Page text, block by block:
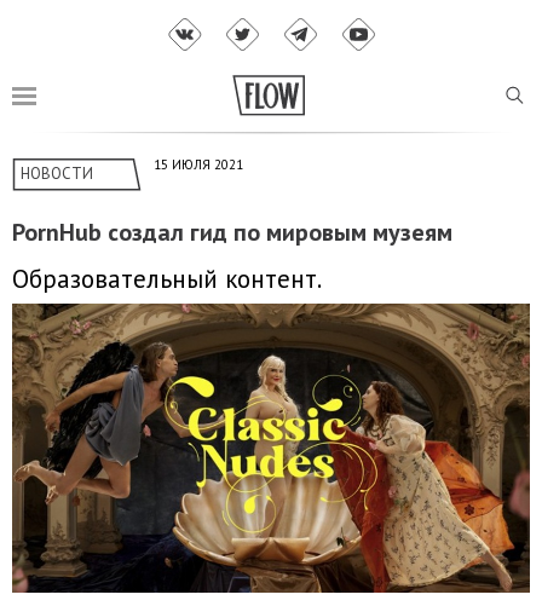
НОВОСТИ 15 ИЮЛЯ 2021
PornHub создал гид по мировым музеям
Образовательный контент.